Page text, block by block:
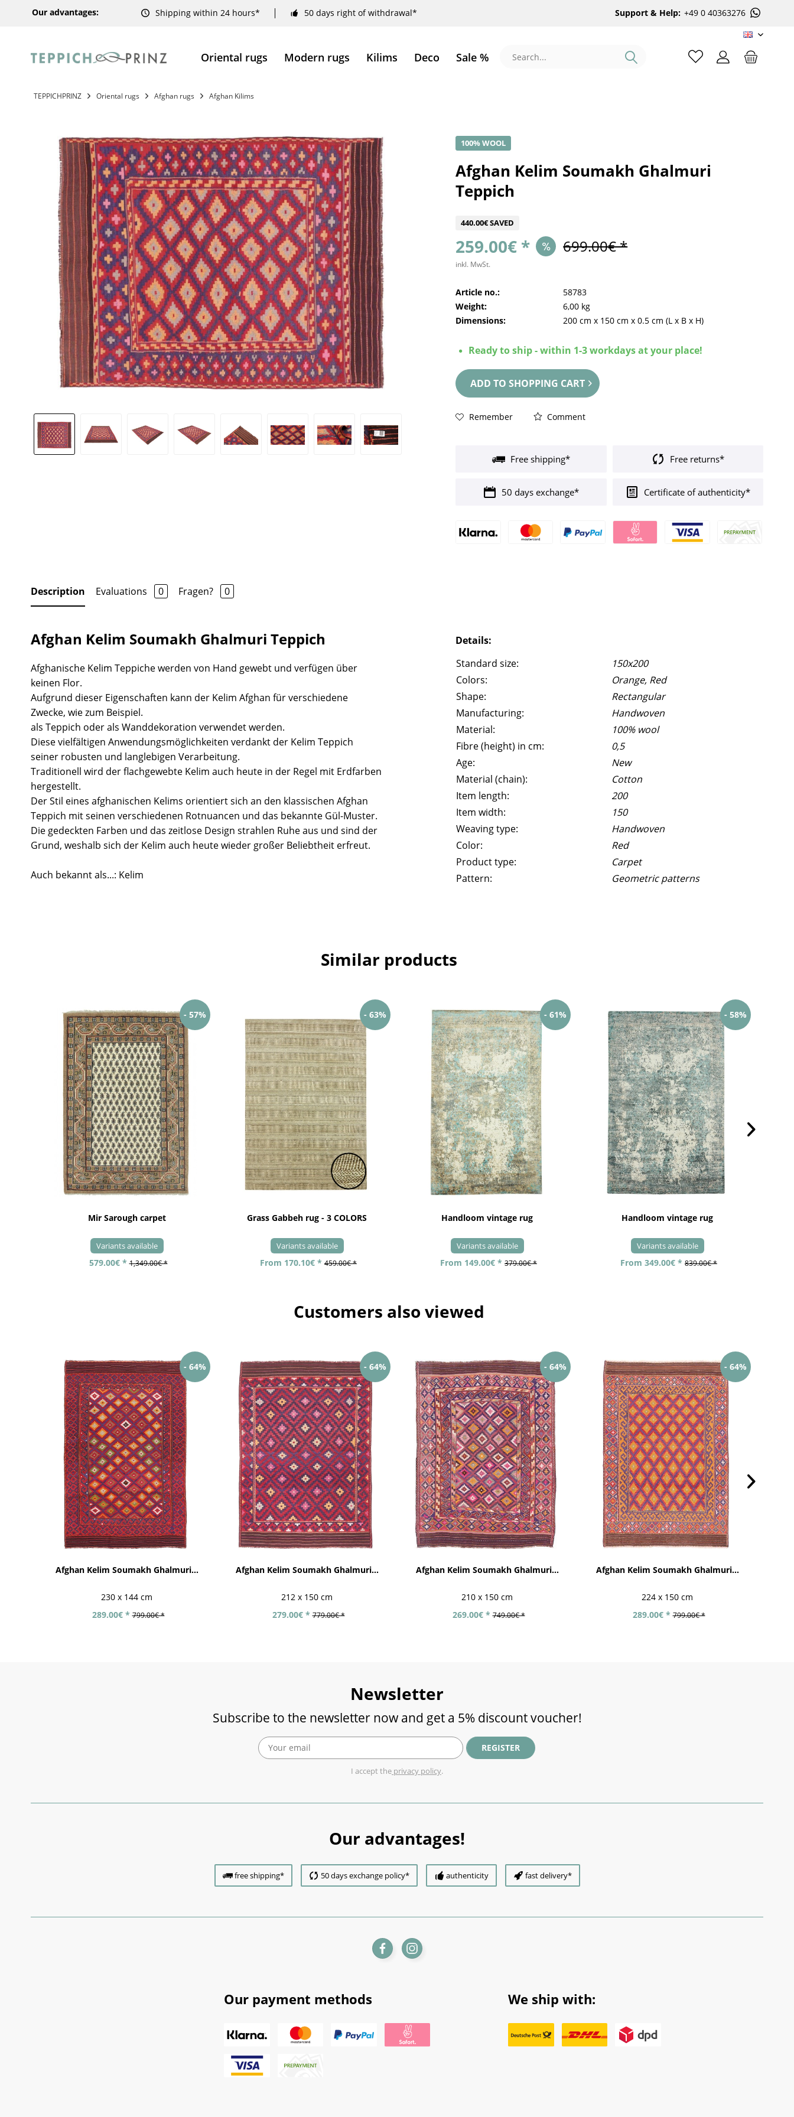
Our advantages: Shipping within 24 hours* 50 days right of withdrawal* Support & Help: +49 0 40363276
EN
Oriental rugs Modern rugs Kilims Deco Sale %
TEPPICHPRINZ Oriental rugs Afghan rugs Afghan Kilims
100% WOOL
Afghan Kelim Soumakh Ghalmuri
Teppich
440.00€ SAVED
259.00€ * 699.00€ *
inkl. MwSt.
Article no.:
58783
Weight:
6,00 kg
Dimensions:
200 cm x 150 cm x0.5 cm (L x B x H)
Ready to ship - within 1-3 workdays at your place!
ADD TO SHOPPING CART
Remember Comment
Free shipping* Free returns*
50 days exchange* Certificate of authenticity*
Description Evaluations 0 Fragen? 0
Afghan Kelim Soumakh Ghalmuri Teppich
Afghanische Kelim Teppiche werden von Hand gewebt und verfügen über
keinen Flor.
Aufgrund dieser Eigenschaften kann der Kelim Afghan für verschiedene
Zwecke, wie zum Beispiel.
als Teppich oder als Wanddekoration verwendet werden.
Diese vielfältigen Anwendungsmöglichkeiten verdankt der Kelim Teppich
seiner robusten und langlebigen Verarbeitung.
Traditionell wird der flachgewebte Kelim auch heute in der Regel mit Erdfarben
hergestellt.
Der Stil eines afghanischen Kelims orientiert sich an den klassischen Afghan
Teppich mit seinen verschiedenen Rotnuancen und das bekannte Gül-Muster.
Die gedeckten Farben und das zeitlose Design strahlen Ruhe aus und sind der
Grund, weshalb sich der Kelim auch heute wieder großer Beliebtheit erfreut.
Auch bekannt als...: Kelim
Details:
Standard size:
150x200
Colors:
Orange, Red
Shape:
Rectangular
Manufacturing:
Handwoven
Material:
100% wool
Fibre (height) in cm:
0,5
Age:
New
Material (chain):
Cotton
Item length:
200
Item width:
150
Weaving type:
Handwoven
Color:
Red
Product type:
Carpet
Pattern:
Geometric patterns
Similar products
- 57%
Mir Sarough carpet
Variants available
579.00€ * 1,349.00€ *
- 63%
Grass Gabbeh rug - 3 COLORS
Variants available
From 170.10€ * 459.00€ *
- 61%
Handloom vintage rug
Variants available
From 149.00€ * 379.00€ *
- 58%
Handloom vintage rug
Variants available
From 349.00€ * 839.00€ *
Customers also viewed
- 64%
Afghan Kelim Soumakh Ghalmuri...
230 x 144 cm
289.00€ * 799.00€ *
- 64%
Afghan Kelim Soumakh Ghalmuri...
212 x 150 cm
279.00€ * 779.00€ *
- 64%
Afghan Kelim Soumakh Ghalmuri...
210 x 150 cm
269.00€ * 749.00€ *
- 64%
Afghan Kelim Soumakh Ghalmuri...
224 x 150 cm
289.00€ * 799.00€ *
Newsletter
Subscribe to the newsletter now and get a 5% discount voucher!
REGISTER
I accept the privacy policy.
Our advantages!
free shipping* 50 days exchange policy* authenticity fast delivery*
Our payment methods We ship with: